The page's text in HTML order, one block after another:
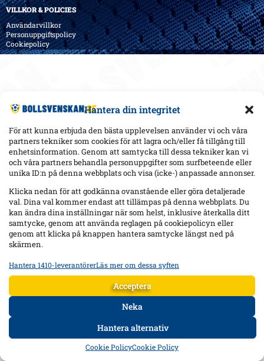
Hantera din integritet
För att kunna erbjuda den bästa upplevelsen använder vi och våra
partners tekniker som cookies för att lagra och/eller få tillgång till
enhetsinformation. Genom att samtycka till dessa tekniker kan vi
och våra partners behandla personuppgifter som surfbeteende eller
unika ID:n på denna webbplats och visa (icke-) anpassade annonser.
Klicka nedan för att godkänna ovanstående eller göra detaljerade
val. Dina val kommer endast att tillämpas på denna webbplats. Du
kan ändra dina inställningar när som helst, inklusive återkalla ditt
samtycke, genom att använda reglagen på cookiepolicyn eller
genom att klicka på knappen hantera samtycke längst ned på
skärmen.
Statistik
Lagra och/eller få åtkomst till information på en enhet, Mäta
reklamprestanda, Mäta innehållsprestanda, Förstå målgrupper
genom statistik eller kombinationer av data från olika källor.
Lagra och/eller få åtkomst till information på en enhet,
Hantera 1410-leverantörerLäs mer om dessa syften
Acceptera
Neka
Hantera alternativ
Cookie PolicyCookie Policy
VILLKOR & POLICIES
Användarvillkor
Personuppgiftspolicy
Cookiepolicy
DATA FORUM